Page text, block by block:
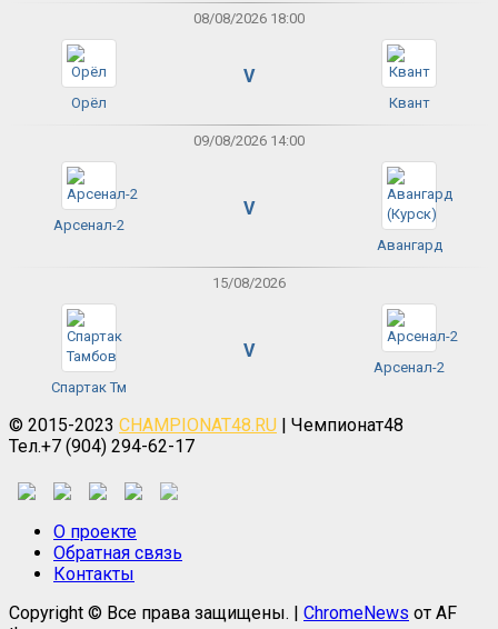
08/08/2026 18:00
Орёл
V
Квант
09/08/2026 14:00
Арсенал-2
V
Авангард
15/08/2026
Спартак Тм
V
Арсенал-2
© 2015-2023 CHAMPIONAT48.RU | Чемпионат48
Тел.+7 (904) 294-62-17
О проекте
Обратная связь
Контакты
Copyright © Все права защищены.
ChromeNews от AF